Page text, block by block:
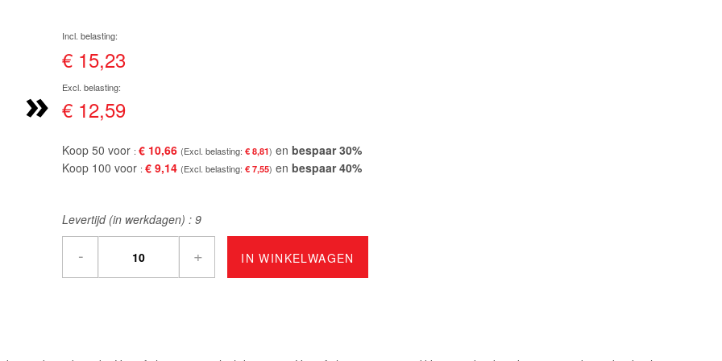
»
€ 15,23
€ 12,59
Koop 50 voor € 10,66 € 8,81 en bespaar30%
Koop 100 voor € 9,14 € 7,55 en bespaar40%
Levertijd (in werkdagen) : 9
- + IN WINKELWAGEN